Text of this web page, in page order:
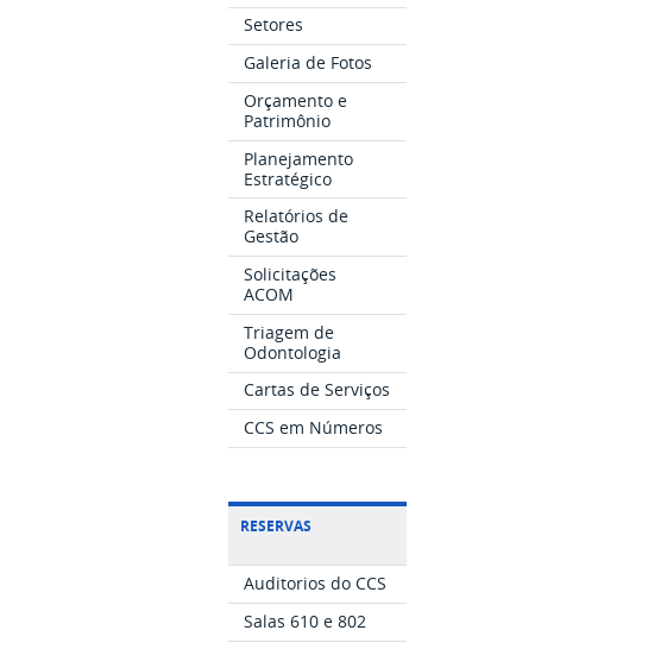
Setores
Galeria de Fotos
Orçamento e
Patrimônio
Planejamento
Estratégico
Relatórios de
Gestão
Solicitações
ACOM
Triagem de
Odontologia
Cartas de Serviços
CCS em Números
RESERVAS
Auditorios do CCS
Salas 610 e 802